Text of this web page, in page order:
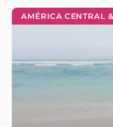
AMÉRICA CENTRAL